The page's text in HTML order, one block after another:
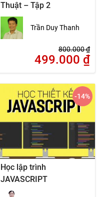
Thuật – Tập 2
Trần Duy Thanh
800.000₫
499.000 ₫
Học lập trình
JAVASCRIPT
-14%